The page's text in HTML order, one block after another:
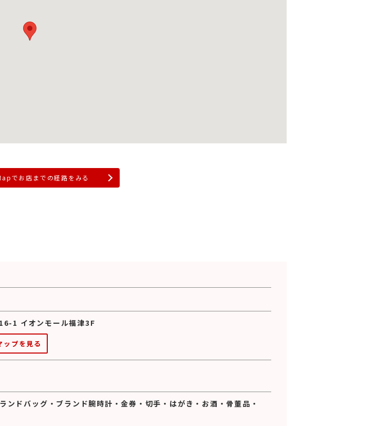
でお店までの経路をみる
1 イオンモール福津3F
ップを見る
ンドバッグ ・ ブランド腕時計 ・金券 ・ 切手 ・ はがき ・ お酒 ・ 骨董品 ・